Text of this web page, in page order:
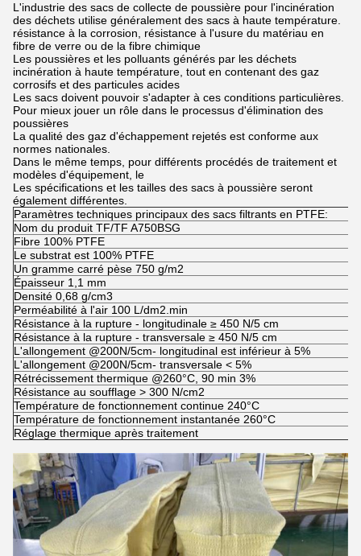
L'industrie des sacs de collecte de poussière pour l'incinération
des déchets utilise généralement des sacs à haute température.
résistance à la corrosion, résistance à l'usure du matériau en
fibre de verre ou de la fibre chimique
Les poussières et les polluants générés par les déchets
incinération à haute température, tout en contenant des gaz
corrosifs et des particules acides
Les sacs doivent pouvoir s'adapter à ces conditions particulières.
Pour mieux jouer un rôle dans le processus d'élimination des
poussières
La qualité des gaz d'échappement rejetés est conforme aux
normes nationales.
Dans le même temps, pour différents procédés de traitement et
modèles d'équipement, le
Les spécifications et les tailles des sacs à poussière seront
également différentes.
Paramètres techniques principaux des sacs filtrants en PTFE:
Nom du produit TF/TF A750BSG
Fibre 100% PTFE
Le substrat est 100% PTFE
Un gramme carré pèse 750 g/m2
Épaisseur 1,1 mm
Densité 0,68 g/cm3
Perméabilité à l'air 100 L/dm2.min
Résistance à la rupture - longitudinale ≥ 450 N/5 cm
Résistance à la rupture - transversale ≥ 450 N/5 cm
L'allongement @200N/5cm- longitudinal est inférieur à 5%
L'allongement @200N/5cm- transversale < 5%
Rétrécissement thermique @260°C, 90 min 3%
Résistance au soufflage > 300 N/cm2
Température de fonctionnement continue 240°C
Température de fonctionnement instantanée 260°C
Réglage thermique après traitement